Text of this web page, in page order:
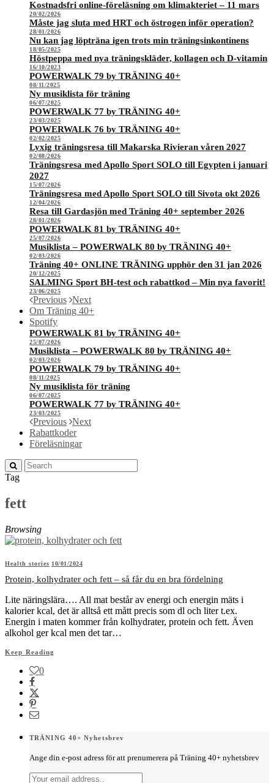
Kostnadsfri online-föreläsning om klimakteriet – 11 mars
20/02/2026
Måste jag sluta med HRT och östrogen inför operation?
28/01/2026
Nu kan jag löpträna igen trots min träningsinkontinens
18/05/2025
Höstpeppa med nya träningskläder, kollagen och D-vitamin
16/10/2023
POWERWALK 79 by TRÄNING 40+
08/11/2025
Ny musiklista för träning
06/07/2025
POWERWALK 77 by TRÄNING 40+
23/03/2025
POWERWALK 76 by TRÄNING 40+
02/02/2025
Lyxig träningsresa till Makarska Rivieran våren 2027
02/08/2026
Träningsresa med Apollo Sport SOLO till Egypten i januari
2027
15/07/2026
Träningsresa med Apollo Sport SOLO till Sivota okt 2026
12/04/2026
Resa till Gardasjön med Träning 40+ september 2026
28/01/2026
POWERWALK 81 by TRÄNING 40+
25/07/2026
Musiklista – POWERWALK 80 by TRÄNING 40+
02/03/2026
Träning 40+ ONLINE TRÄNING upphör den 31 jan 2026
20/12/2025
SALMING Sport BH-test och rabattkod – Min nya favorit!
23/06/2025
Previous Next
Om Träning 40+
Spotify
POWERWALK 81 by TRÄNING 40+
25/07/2026
Musiklista – POWERWALK 80 by TRÄNING 40+
02/03/2026
POWERWALK 79 by TRÄNING 40+
08/11/2025
Ny musiklista för träning
06/07/2025
POWERWALK 77 by TRÄNING 40+
23/03/2025
Previous Next
Rabattkoder
Föreläsningar
Tag
fett
Browsing
Health stories 10/01/2024
Protein, kolhydrater och fett – så får du en bra fördelning
Lite näringslära…. All mat består av energi och energin mäts i
kalorier kcal, det är alltså ett mått precis som dl och liter t.ex.
Energin i maten kommer från kolhydrater, protein och fett. Även
alkohol ger kcal men det tar…
Keep Reading
0
TRÄNING 40+ Nyhetsbrev
Ange din e-post adress för att prenumerera på Träning 40+ nyhetsbrev